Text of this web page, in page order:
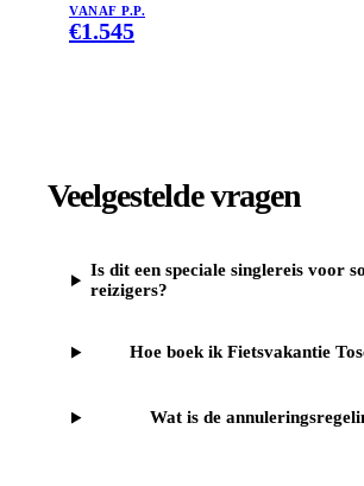
VANAF P.P.
€1.545
Veelgestelde vragen
Is dit een speciale singlereis voor
reizigers?
Hoe boek ik Fietsvakantie
Wat is de